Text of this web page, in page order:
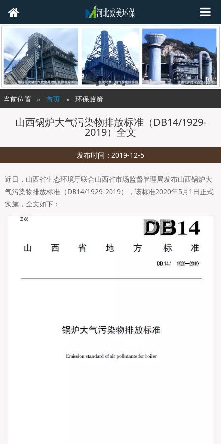
当前位置 首页 环保政策
山西锅炉大气污染物排放标准（DB14/1929-
2019）全文
发布时间：2019-12-5
近日，山西省生态环境厅联合山西省市场监督管理局发布山西锅炉大
气污染物排放标准（DB14/1929-2019），该标准2020年5月1日正式
实施，全文如下：